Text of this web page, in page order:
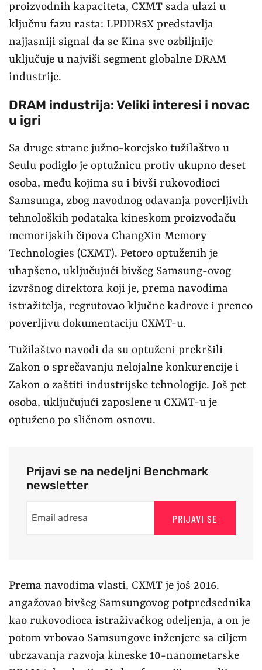
proizvodnih kapaciteta, CXMT sada ulazi u
ključnu fazu rasta: LPDDR5X predstavlja
najjasniji signal da se Kina sve ozbiljnije
uključuje u najviši segment globalne DRAM
industrije.
DRAM industrija: Veliki interesi i novac
u igri
Sa druge strane južno-korejsko tužilaštvo u
Seulu podiglo je optužnicu protiv ukupno deset
osoba, među kojima su i bivši rukovodioci
Samsunga, zbog navodnog odavanja poverljivih
tehnoloških podataka kineskom proizvođaču
memorijskih čipova ChangXin Memory
Technologies (CXMT). Petoro optuženih je
uhapšeno, uključujući bivšeg Samsung-ovog
izvršnog direktora koji je, prema navodima
istražitelja, regrutovao ključne kadrove i preneo
poverljivu dokumentaciju CXMT-u.
Tužilaštvo navodi da su optuženi prekršili
Zakon o sprečavanju nelojalne konkurencije i
Zakon o zaštiti industrijske tehnologije. Još pet
osoba, uključujući zaposlene u CXMT-u je
optuženo po sličnom osnovu.
Prijavi se na nedeljni Benchmark
newsletter
PRIJAVI SE
Prema navodima vlasti, CXMT je još 2016.
angažovao bivšeg Samsungovog potpredsednika
kao rukovodioca istraživačkog odeljenja, a on je
potom vrbovao Samsungove inženjere sa ciljem
ubrzavanja razvoja kineske 10-nanometarske